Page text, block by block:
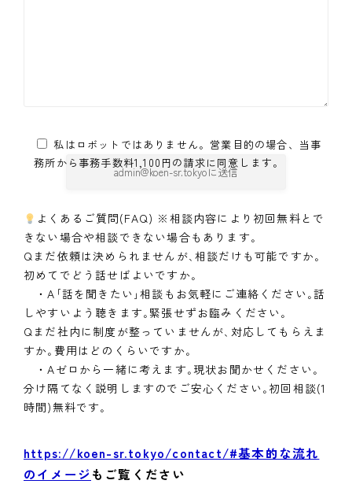
私はロボットではありません。営業目的の場合、当事
務所から事務手数料1,100円の請求に同意します。
よくあるご質問(FAQ) ※相談内容により初回無料とで
きない場合や相談できない場合もあります｡
Qまだ依頼は決められませんが､相談だけも可能ですか｡
初めてでどう話せばよいですか｡
・A｢話を聞きたい｣相談もお気軽にご連絡ください｡話
しやすいよう聴きます｡緊張せずお臨みください｡
Qまだ社内に制度が整っていませんが､対応してもらえま
すか｡費用はどのくらいですか｡
・Aゼロから一緒に考えます｡現状お聞かせください｡
分け隔てなく説明しますのでご安心ください｡初回相談(1
時間)無料です｡
https://koen-sr.tokyo/contact/#基本的な流れ
のイメージ もご覧ください